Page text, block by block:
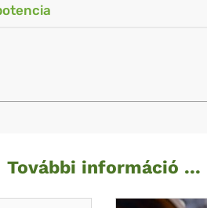
További információ ...